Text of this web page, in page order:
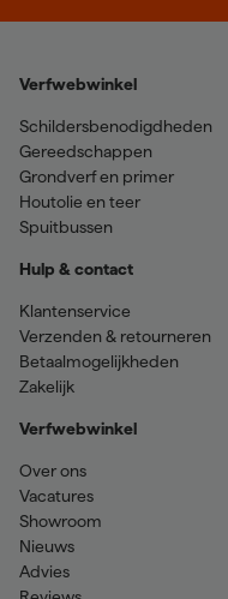
Verfwebwinkel
Schildersbenodigdheden
Gereedschappen
Grondverf en primer
Houtolie en teer
Spuitbussen
Hulp & contact
Klantenservice
Verzenden & retourneren
Betaalmogelijkheden
Zakelijk
Verfwebwinkel
Over ons
Vacatures
Showroom
Nieuws
Advies